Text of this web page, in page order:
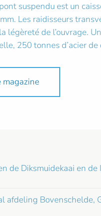
suspendu est un
Les raidisseurs
légèreté de l’ouvrage.
250 tonnes d’acier
de Diksmuidekaai en de
afdeling Bovenschelde,